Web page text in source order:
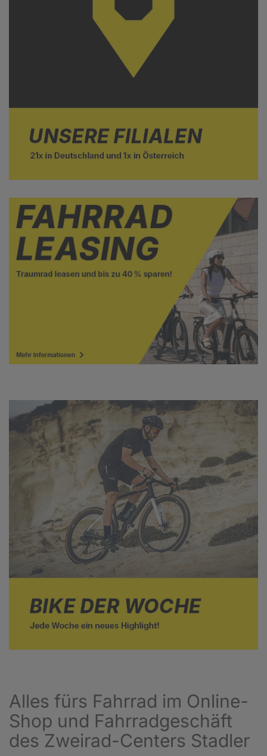
Alles fürs Fahrrad im Online-
Shop und Fahrradgeschäft
des Zweirad-Centers Stadler